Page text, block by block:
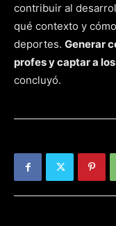
contribuir al
qué contexto y
deportes. Generar
profes y captar a
concluyó.